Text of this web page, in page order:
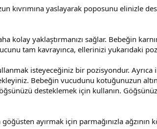
kıvrımına yaslayarak poposunu elinizle
yaklaştırmanızı sağlar. Bebeğin
tam kavrayınca, ellerinizi yukarıdaki
isteyeceğiniz bir pozisyondur.
Bebeğin vucudunu kotuğunuzun
desteklemek için kullanın.
ayırmak için parmağınızla ağzının